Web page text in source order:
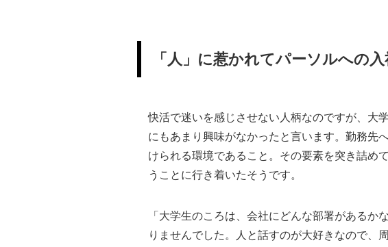
「人」に惹かれてパーソルへの
快活で迷いを感じさせない人柄なのですが、大
にもあまり興味がなかったと言います。勤務先
けられる環境であること。その要素を突き詰め
うことに行き着いたそうです。
「大学生のころは、会社にどんな部署がある
りませんでした。人と話すのが大好きなので、